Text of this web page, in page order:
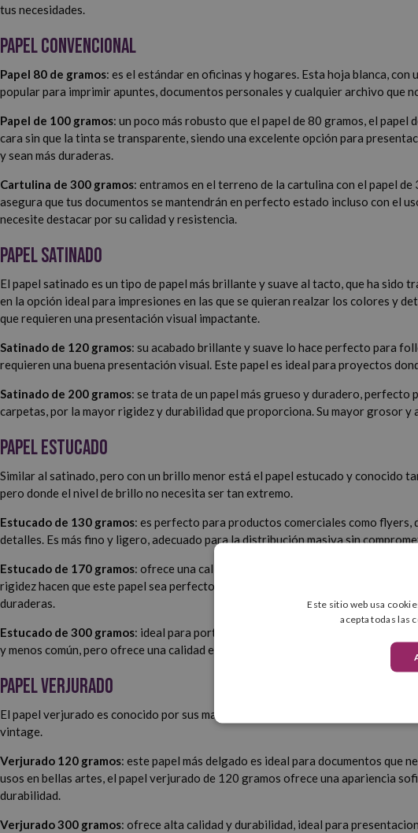
tus necesidades.
Papel Convencional
Papel 80 de gramos: es el estándar en oficinas y hogares. Esta hoja blanca,
popular para imprimir apuntes, documentos personales y cualquier archivo que
Papel de 100 gramos: un poco más robusto que el papel de 80 gramos, el
cara sin que la tinta se transparente, siendo una excelente opción para
y sean más duraderas.
Cartulina de 300 gramos: entramos en el terreno de la cartulina con el papel
asegura que tus documentos se mantendrán en perfecto estado incluso con el
necesite destacar por su calidad y resistencia.
Papel Satinado
El papel satinado es un tipo de papel más brillante y suave al tacto, que ha
en la opción ideal para impresiones en las que se quieran realzar los colores y
que requieren una presentación visual impactante.
Satinado de 120 gramos: su acabado brillante y suave lo hace perfecto para
requieren una buena presentación visual. Este papel es ideal para proyectos
Satinado de 200 gramos: se trata de un papel más grueso y duradero,
carpetas, por la mayor rigidez y durabilidad que proporciona. Su mayor grosor
Papel Estucado
Similar al satinado, pero con un brillo menor está el papel estucado y conocido
pero donde el nivel de brillo no necesita ser tan extremo.
Estucado de 130 gramos: es perfecto para productos comerciales como
detalles. Es más fino y ligero, adecuado para la distribución masiva sin
Estucado de 170 gramos: ofrece una calidad y durabilidad superiores, siendo
rigidez hacen que este papel sea perfecto para productos que no necesitan
duraderas.
Estucado de 300 gramos: ideal para portadas y materiales que necesitan alta
y menos común, pero ofrece una calidad excepcional que asegura que tus
Papel Verjurado
El papel verjurado es conocido por sus marcas transversales y su textura y
vintage.
Verjurado 120 gramos: este papel más delgado es ideal para documentos que
usos en bellas artes, el papel verjurado de 120 gramos ofrece una apariencia
durabilidad.
Verjurado 300 gramos: ofrece alta calidad y durabilidad, ideal para
Este sitio web usa
acepta todas las